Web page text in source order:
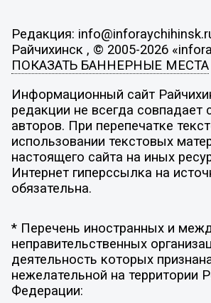
Редакция:
Райчихинск , © 2005-2026
ПОКАЗАТЬ БАННЕРНЫЕ МЕСТА
Информационный сайт
редакции не всегда совпадает
авторов. При перепечатке
использовании текстовых
настоящего сайта на иных
Интернет гиперссылка на
обязательна.
* Перечень иностранных и
неправительственных
деятельность которых
нежелательной на территории
Федерации: